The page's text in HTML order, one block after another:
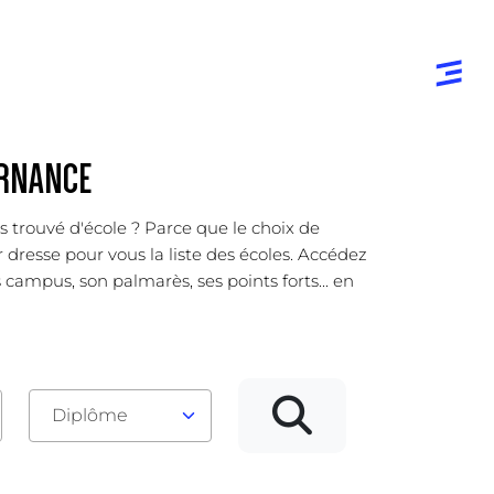
d'école ? Parce que le choix de
pour vous la liste des écoles. Accédez
son palmarès, ses points forts... en
Diplôme